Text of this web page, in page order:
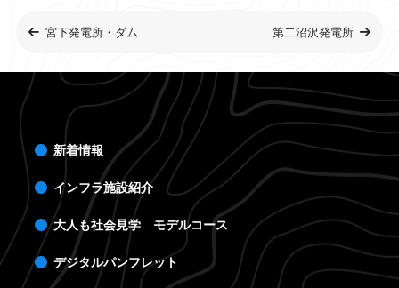
宮下発電所・ダム 第二沼沢発電所
新着情報
インフラ施設紹介
大人も社会見学 モデルコース
デジタルパンフレット